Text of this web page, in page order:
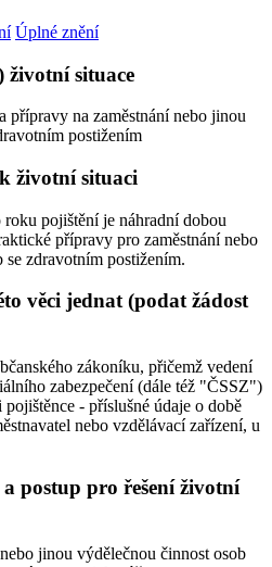
Úplné znění
životní situace
přípravy na zaměstnání nebo jinou
postižením
životní situaci
pojištění je náhradní dobou
přípravy pro zaměstnání nebo
zdravotním postižením.
věci jednat (podat žádost
zákoníku, přičemž vedení
zabezpečení (dále též "ČSSZ")
- příslušné údaje o době
nebo vzdělávací zařízení, u
postup pro řešení životní
jinou výdělečnou činnost osob